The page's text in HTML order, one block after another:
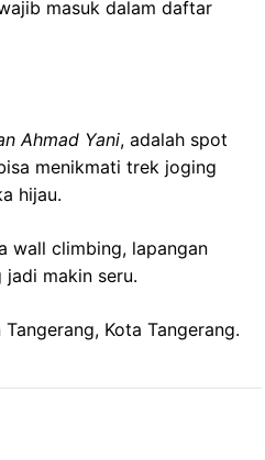
masuk dalam daftar
Ahmad Yani, adalah spot
menikmati trek joging
hijau.
wall climbing, lapangan
makin seru.
Kota Tangerang.